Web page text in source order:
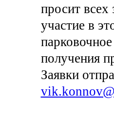
просит всех
участие в
получения
Заявки